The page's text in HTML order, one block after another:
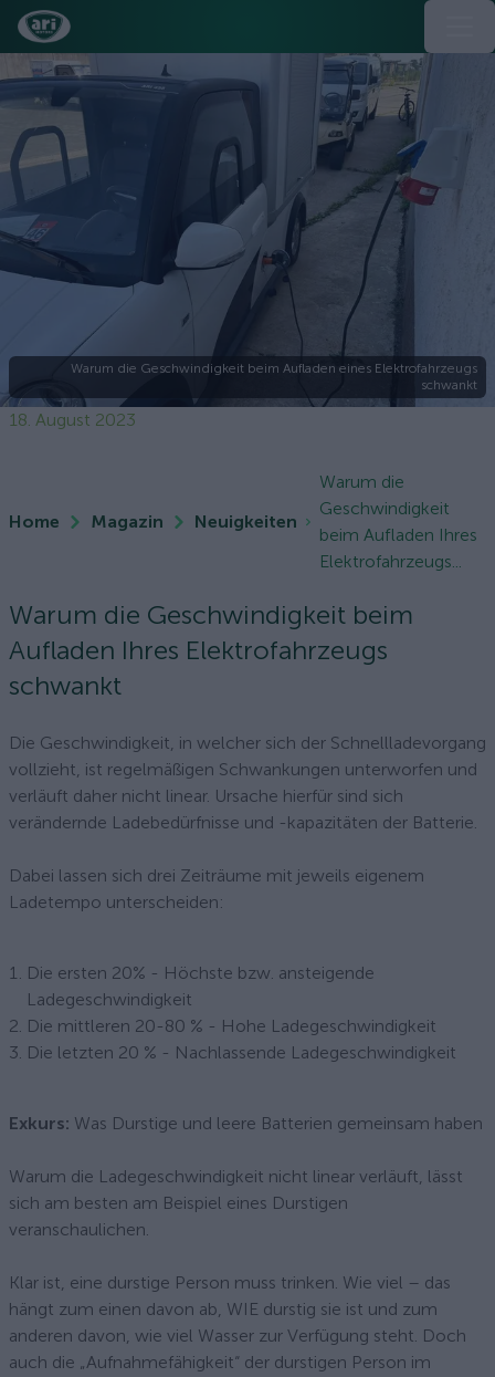
Warum die Geschwindigkeit beim Aufladen eines Elektrofahrzeugs
schwankt
18. August 2023
Home Magazin Neuigkeiten
Warum die
Geschwindigkeit
beim Aufladen Ihres
Elektrofahrzeugs...
Warum die Geschwindigkeit beim
Aufladen Ihres Elektrofahrzeugs
schwankt
Die Geschwindigkeit, in welcher sich der Schnellladevorgang
vollzieht, ist regelmäßigen Schwankungen unterworfen und
verläuft daher nicht linear. Ursache hierfür sind sich
verändernde Ladebedürfnisse und -kapazitäten der Batterie.
Dabei lassen sich drei Zeiträume mit jeweils eigenem
Ladetempo unterscheiden:
Die ersten 20% - Höchste bzw. ansteigende
Ladegeschwindigkeit
Die mittleren 20-80 % - Hohe Ladegeschwindigkeit
Die letzten 20 % - Nachlassende Ladegeschwindigkeit
Exkurs: Was Durstige und leere Batterien gemeinsam haben
Warum die Ladegeschwindigkeit nicht linear verläuft, lässt
sich am besten am Beispiel eines Durstigen
veranschaulichen.
Klar ist, eine durstige Person muss trinken. Wie viel – das
hängt zum einen davon ab, WIE durstig sie ist und zum
anderen davon, wie viel Wasser zur Verfügung steht. Doch
auch die „Aufnahmefähigkeit“ der durstigen Person im